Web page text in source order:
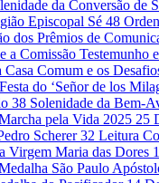
da Conversão de
Episcopal Sé 48
dos Prêmios de
a Comissão Testemunho
Casa Comum e os
Festa do ‘Señor de los
38 Solenidade da Bem-
pela Vida 2025 25
Scherer32 Leitura
Virgem Maria das Dores
São Paulo